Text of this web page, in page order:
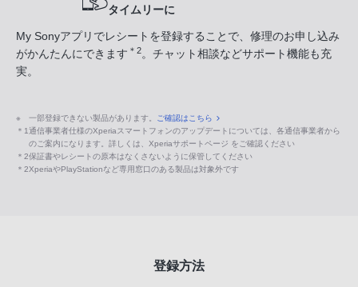
タイムリーに
My Sonyアプリでレシートを登録することで、修理のお申し込み
がかんたんにできます ＊2。チャット相談などサポート機能も充
実。
※ 一部登録できない製品があります。 ご確認はこちら
＊1通信事業者仕様のXperiaスマートフォンのアップデートについては、各通信事業者から
のご案内になります。詳しくは、Xperiaサポートページ をご確認ください
＊2保証書やレシートの原本はなくさないように保管してください
＊2XperiaやPlayStationなど専用窓口のある製品は対象外です
登録方法